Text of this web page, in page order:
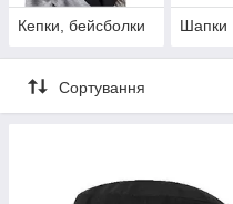
Кепки, бейсболки Шапки
Сортування